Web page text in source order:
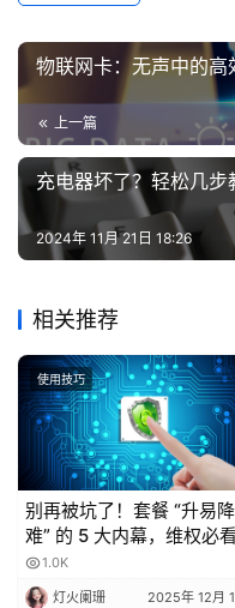
码
认
证
增
值
业
务
物联网卡：无声中的高
上一篇
充电器坏了？轻松几步
2024年 11月 21日 18:26
相关推荐
使用技巧
别再被坑了！套餐 “升易降
难” 的 5 大内幕，维权必
💥1.0K
灯火阑珊 2025年 12月